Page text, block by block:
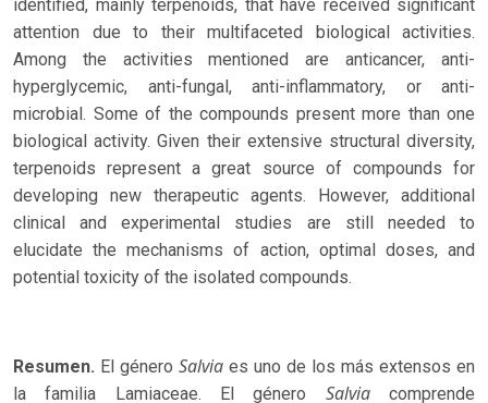
identified, mainly terpenoids, that have received significant
attention due to their multifaceted biological activities.
Among the activities mentioned are anticancer, anti-
hyperglycemic, anti-fungal, anti-inflammatory, or anti-
microbial. Some of the compounds present more than one
biological activity. Given their extensive structural diversity,
terpenoids represent a great source of compounds for
developing new therapeutic agents. However, additional
clinical and experimental studies are still needed to
elucidate the mechanisms of action, optimal doses, and
potential toxicity of the isolated compounds.
Resumen. El género Salvia es uno de los más extensos en
la familia Lamiaceae. El género Salviacomprende